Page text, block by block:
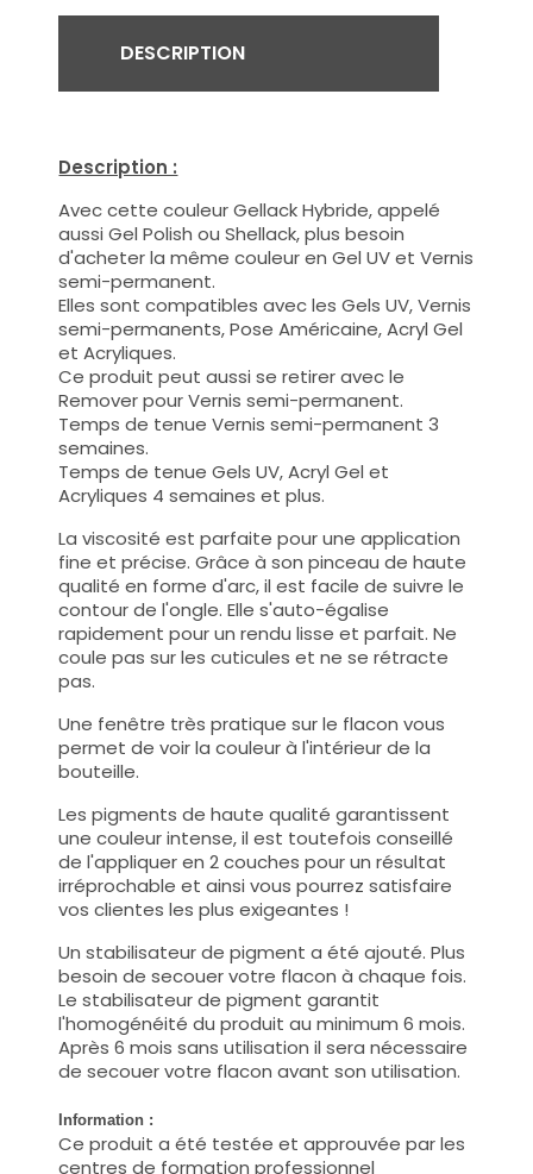
DESCRIPTION
Description :
Avec cette couleur Gellack Hybride, appelé
aussi Gel Polish ou Shellack, plus besoin
d'acheter la même couleur en Gel UV et Vernis
semi-permanent.
Elles sont compatibles avec les Gels UV, Vernis
semi-permanents, Pose Américaine, Acryl Gel
et Acryliques.
Ce produit peut aussi se retirer avec le
Remover pour Vernis semi-permanent.
Temps de tenue Vernis semi-permanent 3
semaines.
Temps de tenue Gels UV, Acryl Gel et
Acryliques 4 semaines et plus.
La viscosité est parfaite pour une application
fine et précise. Grâce à son pinceau de haute
qualité en forme d'arc, il est facile de suivre le
contour de l'ongle. Elle s'auto-égalise
rapidement pour un rendu lisse et parfait. Ne
coule pas sur les cuticules et ne se rétracte
pas.
Une fenêtre très pratique sur le flacon vous
permet de voir la couleur à l'intérieur de la
bouteille.
Les pigments de haute qualité garantissent
une couleur intense, il est toutefois conseillé
de l'appliquer en 2 couches pour un résultat
irréprochable et ainsi vous pourrez satisfaire
vos clientes les plus exigeantes !
Un stabilisateur de pigment a été ajouté. Plus
besoin de secouer votre flacon à chaque fois.
Le stabilisateur de pigment garantit
l'homogénéité du produit au minimum 6 mois.
Après 6 mois sans utilisation il sera nécessaire
de secouer votre flacon avant son utilisation.
Information :
Ce produit a été testée et approuvée par les
centres de formation professionnel